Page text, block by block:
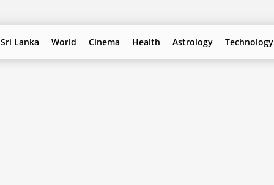
Sri Lanka World Cinema Health Astrology Technology